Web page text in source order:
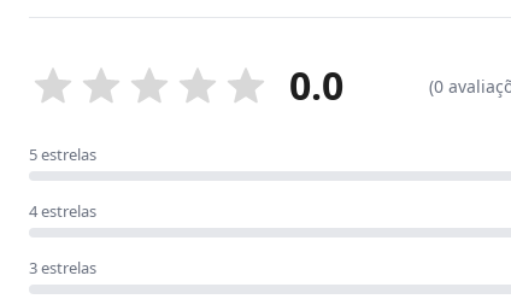
0.0 (0
5 estrelas
4 estrelas
3 estrelas